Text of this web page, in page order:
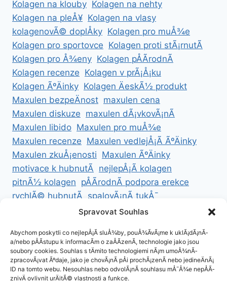
Kolagen na klouby Kolagen na nehty
Kolagen na pleÅ¥ Kolagen na vlasy
kolagenovÃ© doplÅky Kolagen pro muÅ¾e
Kolagen pro sportovce Kolagen proti stÃ¡rnutÃ­
Kolagen pro Å¾eny Kolagen pÅÃ­rodnÃ­
Kolagen recenze Kolagen v prÃ¡Å¡ku
Kolagen ÃºÄinky Kolagen ÄeskÃ½ produkt
Maxulen bezpeÄnost maxulen cena
Maxulen diskuze maxulen dÃ¡vkovÃ¡nÃ­
Maxulen libido Maxulen pro muÅ¾e
Maxulen recenze Maxulen vedlejÅ¡Ã­ ÃºÄinky
Maxulen zkuÅ¡enosti Maxulen ÃºÄinky
motivace k hubnutÃ­ nejlepÅ¡Ã­ kolagen
pitnÃ½ kolagen pÅÃ­rodnÃ­ podpora erekce
rychlÃ© hubnutÃ­ spalovÃ¡nÃ­ tukÅ¯
ZdravÃ© hubnutÃ­ ZdravÃ© recepty na hubnutÃ­
ZÃ¡sady cookies (EU)
Spravovat Souhlas
Abychom poskytli co nejlepÅ¡Ã­ sluÅ¾by, pouÅ¾Ã­vÃ¡me k uklÃ¡dÃ¡nÃ­
a/nebo pÅÃ­stupu k informacÃ­m o zaÅÃ­zenÃ­, technologie jako jsou
soubory cookies. Souhlas s tÄmito technologiemi nÃ¡m umoÅ¾nÃ­
zpracovÃ¡vat Ãºdaje, jako je chovÃ¡nÃ­ pÅi prochÃ¡zenÃ­ nebo jedineÄnÃ¡
ID na tomto webu. Nesouhlas nebo odvolÃ¡nÃ­ souhlasu mÅ¯Å¾e nepÅÃ­
znivÄ ovlivnit urÄitÃ© vlastnosti a funkce.